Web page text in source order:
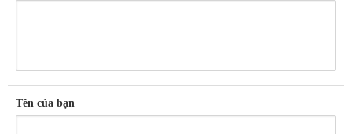
Tên của bạn